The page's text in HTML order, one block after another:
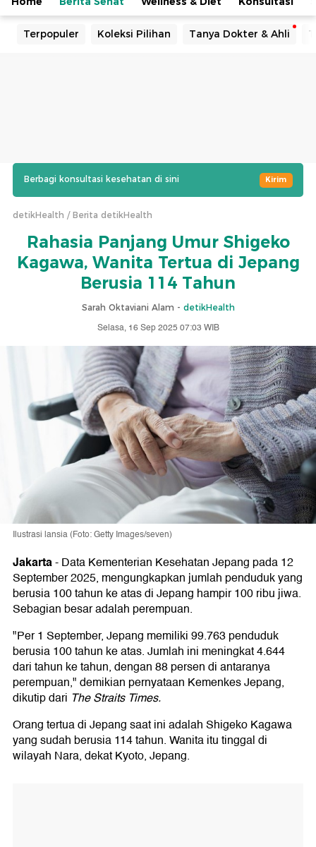
Terpopuler Koleksi Pilihan Tanya Dokter & Ahli
Berbagi konsultasi kesehatan di sini Kirim
detikHealth Berita detikHealth
Rahasia Panjang Umur Shigeko
Kagawa, Wanita Tertua di Jepang
Berusia 114 Tahun
Sarah Oktaviani Alam - detikHealth
Selasa, 16 Sep 2025 07:03 WIB
Ilustrasi lansia (Foto: Getty Images/seven)
Jakarta-Data Kementerian Kesehatan Jepang pada 12
September 2025, mengungkapkan jumlah penduduk yang
berusia 100 tahun ke atas di Jepang hampir 100 ribu jiwa.
Sebagian besar adalah perempuan.
"Per 1 September, Jepang memiliki 99.763 penduduk
berusia 100 tahun ke atas. Jumlah ini meningkat 4.644
dari tahun ke tahun, dengan 88 persen di antaranya
perempuan," demikian pernyataan Kemenkes Jepang,
dikutip dari The Straits Times.
Orang tertua di Jepang saat ini adalah Shigeko Kagawa
yang sudah berusia 114 tahun. Wanita itu tinggal di
wilayah Nara, dekat Kyoto, Jepang.